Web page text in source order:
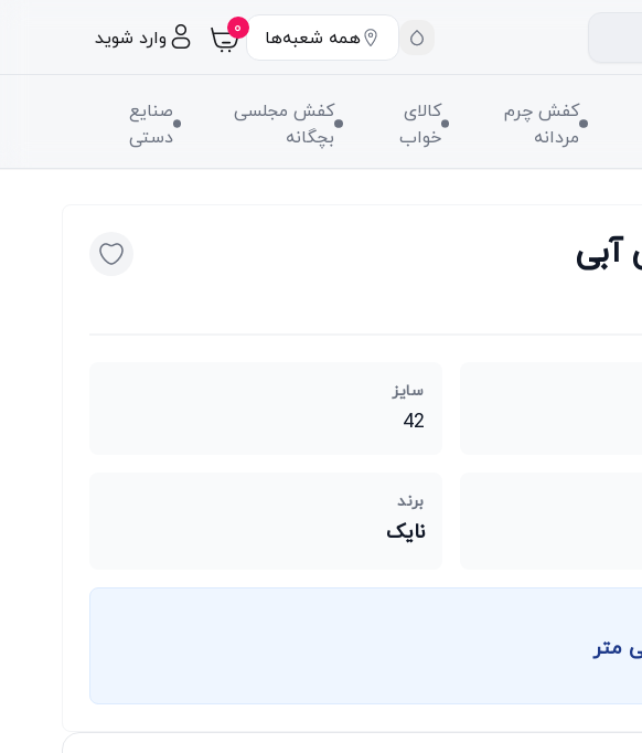
همه شعبه‌ها ۰ وارد شوید
کفش چرم
مردانه
کالای
خواب
کفش مجلسی
بچگانه
صنایع
دستی
آبی
سایز
42
برند
نایک
متر